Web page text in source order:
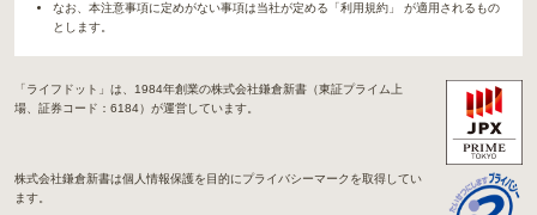
なお、本注意事項に定めがない事項は当社が定める「利用規約」 が適用されるもの
とします。
「ライフドット」は、1984年創業の株式会社鎌倉新書（東証プライム上
場、証券コード：6184）が運営しています。
株式会社鎌倉新書は個人情報保護を目的にプライバシーマークを取得してい
ます。